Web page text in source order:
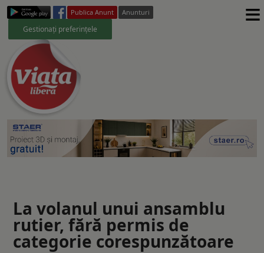
Publica Anunt Anunturi
Gestionați preferințele ≡
La volanul unui ansamblu
rutier, fără permis de
categorie corespunzătoare